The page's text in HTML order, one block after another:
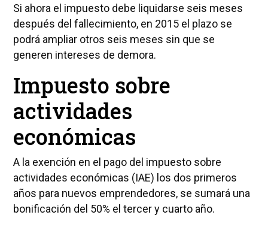
Si ahora el impuesto debe liquidarse seis meses
después del fallecimiento, en 2015 el plazo se
podrá ampliar otros seis meses sin que se
generen intereses de demora.
Impuesto sobre
actividades
económicas
A la exención en el pago del impuesto sobre
actividades económicas (IAE) los dos primeros
años para nuevos emprendedores, se sumará una
bonificación del 50% el tercer y cuarto año.